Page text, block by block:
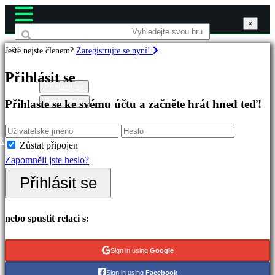
Hry
Doporučené
Nové
verze
Hrát
zdarma
Strategické
Registrovat
×
Ještě nejste členem? Zaregistrujte se nyní!
Přihlásit se
Přihlaste se ke svému účtu a začněte hrát hned teď!
Zůstat připojen
Zapomněli jste heslo?
Přihlásit se
nebo spustit relaci s:
Sign in using Google
Sign in using Facebook
×
×